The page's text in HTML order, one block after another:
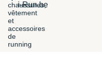
i-Run.be